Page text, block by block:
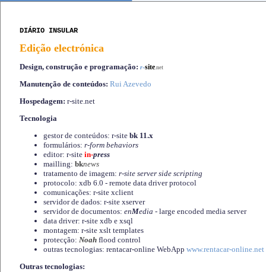
DIÁRIO INSULAR
Edição electrónica
Design, construção e programação: r-site.net
Manutenção de conteúdos: Rui Azevedo
Hospedagem: r-site.net
Tecnologia
gestor de conteúdos: r-site bk 11.x
formulários: r-form behaviors
editor: r-site in-press
mailling: bknews
tratamento de imagem: r-site server side scripting
protocolo: xdb 6.0 - remote data driver protocol
comunicações: r-site xclient
servidor de dados: r-site xserver
servidor de documentos: enMedia - large encoded media server
data driver: r-site xdb e xsql
montagem: r-site xslt templates
protecção: Noah flood control
outras tecnologias: rentacar-online WebApp www.rentacar-online.net
Outras tecnologias: